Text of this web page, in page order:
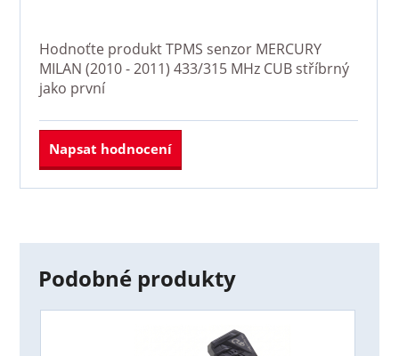
Hodnoťte produktTPMS senzor MERCURY
MILAN (2010 - 2011) 433/315 MHz CUB stříbrný
jako první
Napsat hodnocení
Podobné produkty